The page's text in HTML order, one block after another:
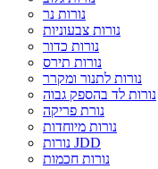
נורות נר
נורות צבעוניות
נורות כדור
נורות תירס
נורות לתנור ומקרר
נורות לד בהספק גבוה
נורת פריקה
נורות מיוחדות
נורות JDD
נורות חכמות